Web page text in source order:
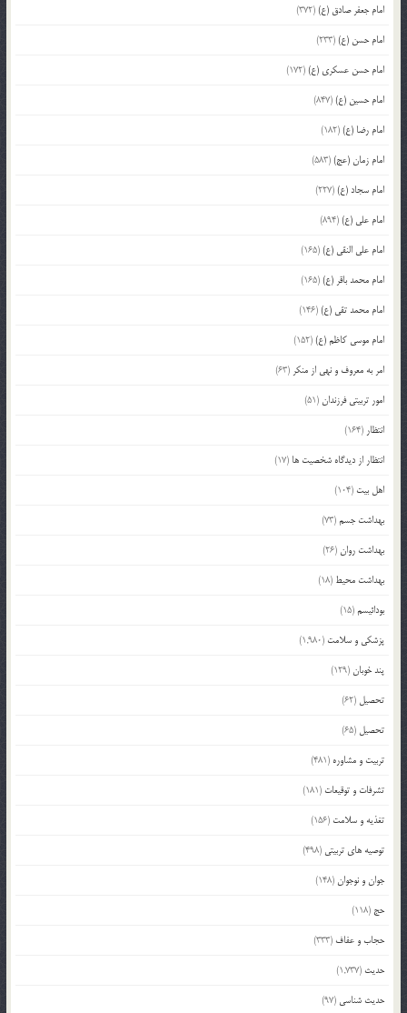
امام جعفر صادق (ع)(372)
امام حسن (ع)(233)
امام حسن عسکری (ع)(172)
امام حسین (ع)(847)
امام رضا (ع)(182)
امام زمان (عج)(583)
امام سجاد (ع)(227)
امام علی (ع)(894)
امام علی النقی (ع)(165)
امام محمد باقر (ع)(165)
امام محمد تقی (ع)(146)
امام موسی کاظم (ع)(152)
امر به معروف و نهی از منکر (63)
امور تربیتی فرزندان(51)
انتظار (164)
انتظار از دیدگاه شخصیت ها (17)
اهل بیت (104)
بهداشت جسم(73)
بهداشت روان(26)
بهداشت محیط (18)
بودائیسم(15)
پزشکی و سلامت (1,980)
پند خوبان(129)
تحصیل (62)
تحصیل (65)
تربیت و مشاوره (481)
تشرفات و توقیعات (181)
تغذیه و سلامت (156)
توصیه های تربیتی (498)
جوان و نوجوان(148)
حج (118)
حجاب و عفاف (333)
حدیث (1,737)
حدیث شناسی (97)